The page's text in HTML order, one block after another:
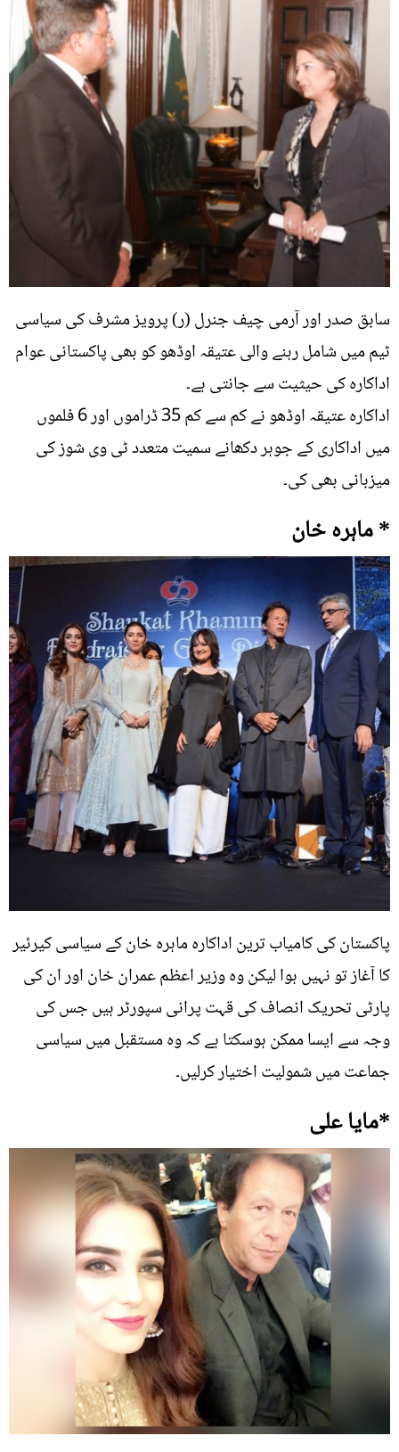
سابق صدر اور آرمی چیف جنرل (ر) پرویز مشرف کی سیاسی
ٹیم میں شامل رہنے والی عتیقہ اوڈھو کو بھی پاکستانی عوام
اداکارہ کی حیثیت سے جانتی ہے۔
اداکارہ عتیقہ اوڈھو نے کم سے کم 35 ڈراموں اور 6 فلموں
میں اداکاری کے جوہر دکھانے سمیت متعدد ٹی وی شوز کی
میزبانی بھی کی۔
* ماہرہ خان
پاکستان کی کامیاب ترین اداکارہ ماہرہ خان کے سیاسی کیرئیر
کا آغاز تو نہیں ہوا لیکن وہ وزیر اعظم عمران خان اور ان کی
پارٹی تحریک انصاف کی قہت پرانی سپورٹر ہیں جس کی
وجہ سے ایسا ممکن ہوسکتا ہے کہ وہ مستقبل میں سیاسی
جماعت میں شمولیت اختیار کرلیں۔
*مایا علی